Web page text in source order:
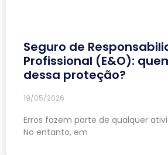
Seguro de
Profissional (E&O):
dessa proteção?
19/05/2026
Erros fazem parte de qualquer
No entanto, em